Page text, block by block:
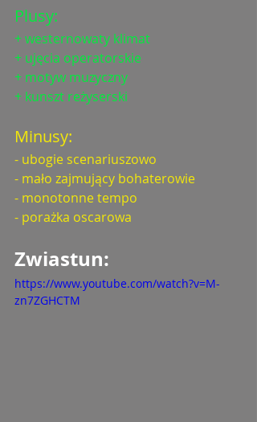
Plusy:
+ westernowaty klimat
+ ujęcia operatorskie
+ motyw muzyczny
+ kunszt reżyserski
Minusy:
- ubogie scenariuszowo
- mało zajmujący bohaterowie
- monotonne tempo
- porażka oscarowa
Zwiastun:
https://www.youtube.com/watch?v=M-
zn7ZGHCTM